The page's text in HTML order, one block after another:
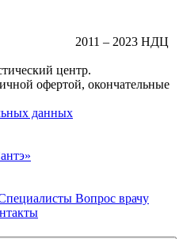
2011 – 2023 НДЦ
центр.
офертой, окончательные
данных
Вопрос врачу